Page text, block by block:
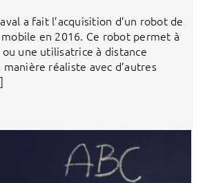
a fait l’acquisition d’un robot de
en 2016. Ce robot permet à
une utilisatrice à distance
manière réaliste avec d’autres